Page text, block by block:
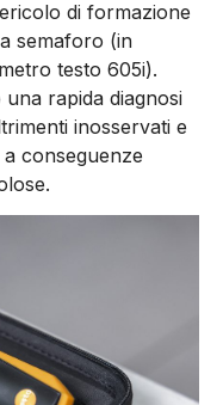
di formazione
semaforo (in
testo 605i).
rapida diagnosi
inosservati e
conseguenze